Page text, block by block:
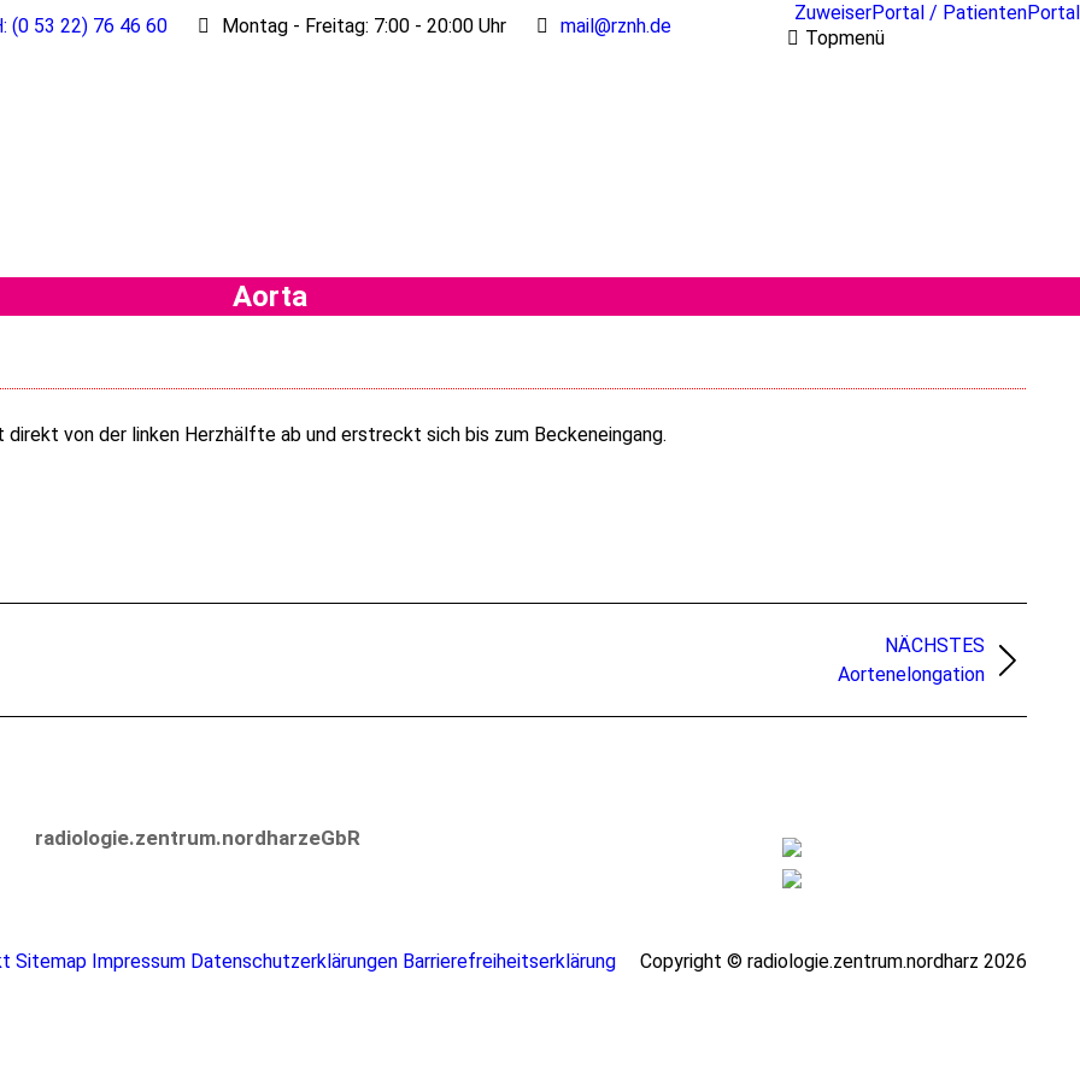
(0 53 22) 76 46 60 Montag - Freitag: 7:00 - 20:00 Uhr mail@rznh.de
ZuweiserPortal / PatientenPortal
Topmenü
Aorta
von der linken Herzhälfte ab und erstreckt sich bis zum Beckeneingang.
NÄCHSTES
Aortenelongation
radiologie.zentrum.nordharz eGbR
Sitemap Impressum Datenschutzerklärungen Barrierefreiheitserklärung Copyright © radiologie.zentrum.nordharz 2026